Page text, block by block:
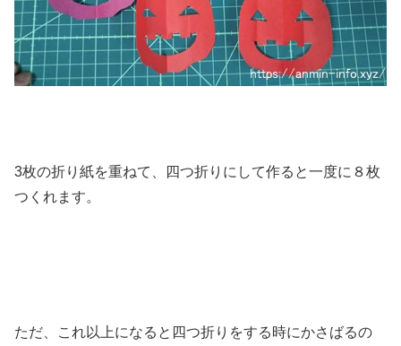
3枚の折り紙を重ねて、四つ折りにして作ると一度に８枚
つくれます。
ただ、これ以上になると四つ折りをする時にかさばるの